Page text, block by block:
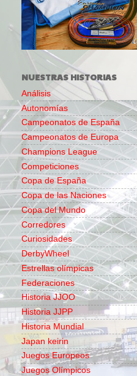
NUESTRAS HISTORIAS
Análisis
Autonomías
Campeonatos de España
Campeonatos de Europa
Champions League
Competiciones
Copa de España
Copa de las Naciones
Copa del Mundo
Corredores
Curiosidades
DerbyWheel
Estrellas olímpicas
Federaciones
Historia JJOO
Historia JJPP
Historia Mundial
Japan keirin
Juegos Europeos
Juegos Olímpicos